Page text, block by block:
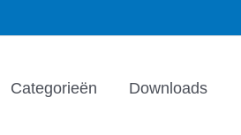
Categorieën Downloads